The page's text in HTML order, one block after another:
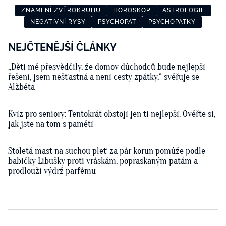
ZNAMENÍ ZVĚROKRUHU HOROSKOP
ASTROLOGIE
NEGATIVNÍ RYSY
PSYCHOPAT PSYCHOPATKY
NEJČTENĚJŠÍ ČLÁNKY
„Děti mě přesvědčily, že domov důchodců bude nejlepší
řešení, jsem nešťastná a není cesty zpátky,“ svěřuje se
Alžběta
Kvíz pro seniory: Tentokrát obstojí jen ti nejlepší. Ověřte si,
jak jste na tom s pamětí
Stoletá mast na suchou pleť za pár korun pomůže podle
babičky Libušky proti vráskám, popraskaným patám a
prodlouží výdrž parfému